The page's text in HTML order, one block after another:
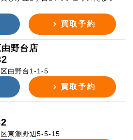
買取予約
野台店
由野台1-1-5
買取予約
東淵野辺5-5-15